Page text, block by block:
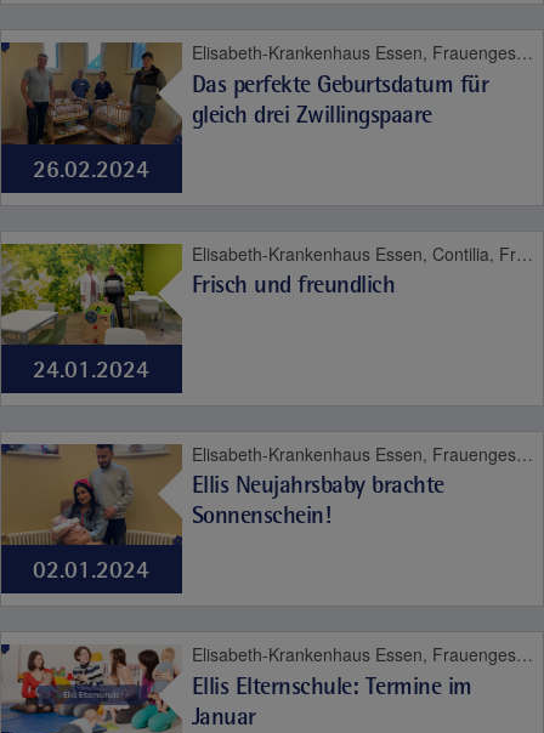
26.02.2024
Elisabeth-Krankenhaus Essen, Frauengesundheit, Geburt, Kinder- und Jugendmedizin
Das perfekte Geburtsdatum für
gleich drei Zwillingspaare
24.01.2024
Elisabeth-Krankenhaus Essen, Contilia, Frauengesundheit, Geburt
Frisch und freundlich
02.01.2024
Elisabeth-Krankenhaus Essen, Frauengesundheit, Geburt
Ellis Neujahrsbaby brachte
Sonnenschein!
Elisabeth-Krankenhaus Essen, Frauengesundheit, Geburt, Kinder- und Jugendmedizin
Ellis Elternschule: Termine im
Januar